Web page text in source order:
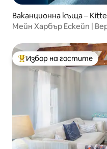
Ваканционна къща –
Мейн Харбър Ескейп |
Най-популярен избор
Избор на гостите